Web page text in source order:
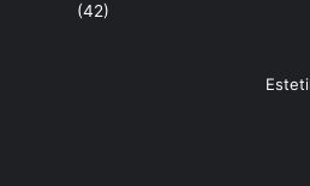
(42)